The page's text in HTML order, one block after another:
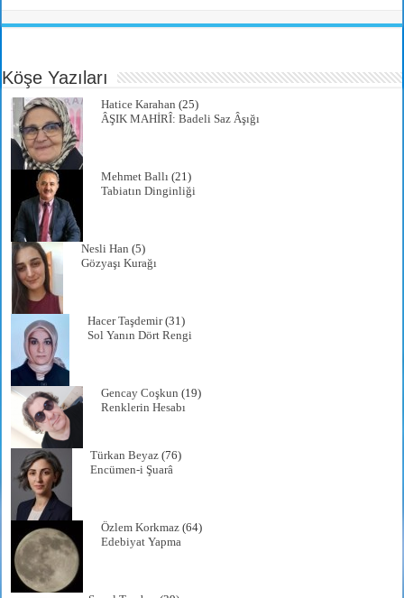
tte
r
ail bo ts
pp
gr
m
re
Köşe Yazıları
Hatice Karahan (25)
ÂŞIK MAHİRÎ: Badeli Saz Âşığı
Mehmet Ballı (21)
Tabiatın Dinginliği
Nesli Han (5)
Gözyaşı Kurağı
Hacer Taşdemir(31)
Sol Yanın Dört Rengi
Gencay Coşkun (19)
Renklerin Hesabı
Türkan Beyaz (76)
Encümen-i Şuarâ
Özlem Korkmaz (64)
Edebiyat Yapma